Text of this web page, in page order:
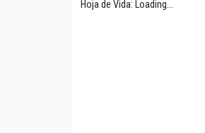
Hoja de Vida: Loading...